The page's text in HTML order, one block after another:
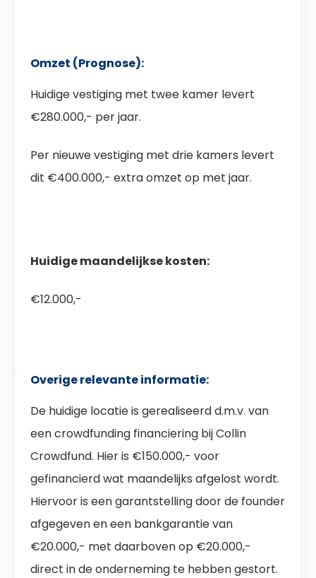
Omzet (Prognose):
Huidige vestiging met twee kamer levert
€280.000,- per jaar.
Per nieuwe vestiging met drie kamers levert
dit €400.000,- extra omzet op met jaar.
Huidige maandelijkse kosten:
€12.000,-
Overige relevante informatie:
De huidige locatie is gerealiseerd d.m.v. van
een crowdfunding financiering bij Collin
Crowdfund. Hier is €150.000,- voor
gefinancierd wat maandelijks afgelost wordt.
Hiervoor is een garantstelling door de founder
afgegeven en een bankgarantie van
€20.000,- met daarboven op €20.000,-
direct in de onderneming te hebben gestort.